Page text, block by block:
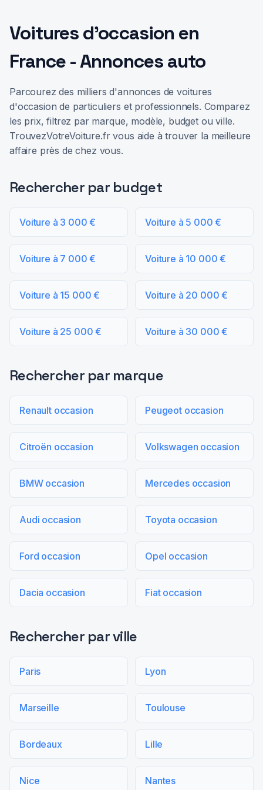
Voitures d'occasion en
France - Annonces auto
Parcourez des milliers d'annonces de voitures
d'occasion de particuliers et professionnels. Comparez
les prix, filtrez par marque, modèle, budget ou ville.
TrouvezVotreVoiture.fr vous aide à trouver la meilleure
affaire près de chez vous.
Rechercher par budget
Voiture à 3 000 € Voiture à 5 000 €
Voiture à 7 000 € Voiture à 10 000 €
Voiture à 15 000 € Voiture à 20 000 €
Voiture à 25 000 € Voiture à 30 000 €
Rechercher par marque
Renault occasion Peugeot occasion
Citroën occasion Volkswagen occasion
BMW occasion Mercedes occasion
Audi occasion Toyota occasion
Ford occasion Opel occasion
Dacia occasion Fiat occasion
Rechercher par ville
Paris Lyon
Marseille Toulouse
Bordeaux Lille
Nice Nantes